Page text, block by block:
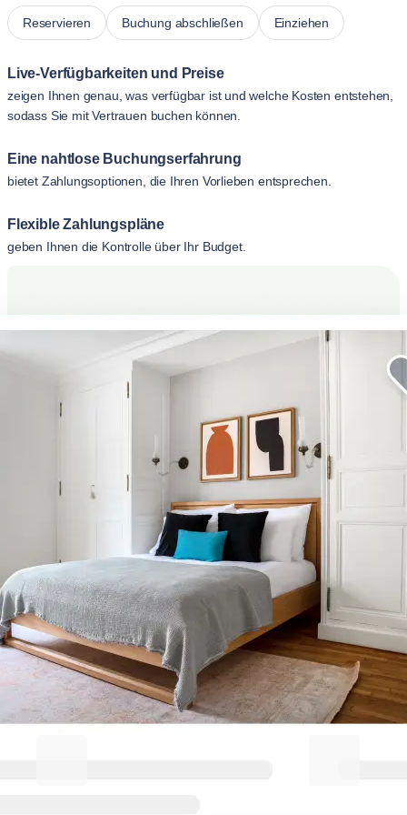
Reservieren Buchung abschließen Einziehen
Live-Verfügbarkeiten und Preise
zeigen Ihnen genau, was verfügbar ist und welche Kosten entstehen,
sodass Sie mit Vertrauen buchen können.
Eine nahtlose Buchungserfahrung
bietet Zahlungsoptionen, die Ihren Vorlieben entsprechen.
Flexible Zahlungspläne
geben Ihnen die Kontrolle über Ihr Budget.
Machen Sie Ihren Aufenthalt in
Stockbridge/Inverleith
unvergesslich